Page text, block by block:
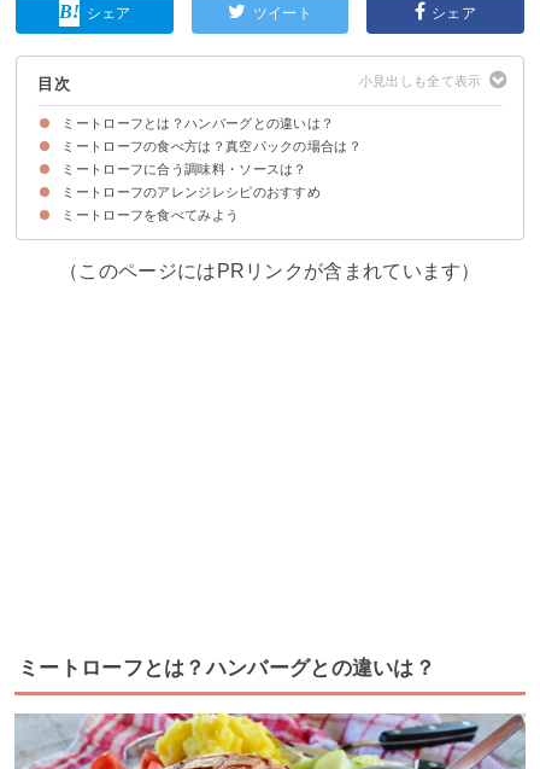
シェア ツイート シェア
目次
ミートローフとは？ハンバーグとの違いは？
ミートローフはハンバーグのたねをオーブンで焼いた料理
ミートローフの食べ方は？真空パックの場合は？
①そのまま生で食べる
②焼く・ソテーして食べる
③真空パックの場合は湯煎して食べる
④電子レンジで温めて食べる
ミートローフに合う調味料・ソースは？
①ケチャップ
②グレイビーソース
③粒マスタード
④ホースラディッシュ
⑤ジャム
ミートローフのアレンジレシピのおすすめ
①ミートローフのカレー
②ミートローフとチーズの包み揚げ
③ミートローフのマヨネーズ焼き
④ミートローフのパイ包み
⑤ミートローフパエリア
ミートローフを食べてみよう
（このページにはPRリンクが含まれています）
ミートローフとは？ハンバーグとの違いは？